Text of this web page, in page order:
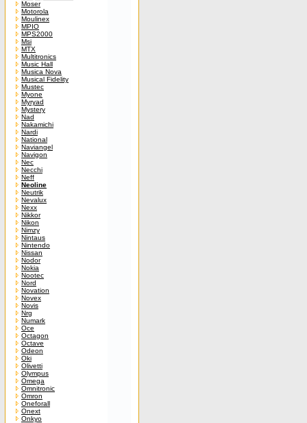
Moser
Motorola
Moulinex
MPIO
MPS2000
Msi
MTX
Multitronics
Music Hall
Musica Nova
Musical Fidelity
Mustec
Myone
Myryad
Mystery
Nad
Nakamichi
Nardi
National
Naviangel
Navigon
Nec
Necchi
Neff
Neoline
Neutrik
Nevalux
Nexx
Nikkor
Nikon
Nimzy
Nintaus
Nintendo
Nissan
Nodor
Nokia
Nootec
Nord
Novation
Novex
Novis
Nrg
Numark
Oce
Octagon
Octave
Odeon
Oki
Olivetti
Olympus
Omega
Omnitronic
Omron
Oneforall
Onext
Onkyo